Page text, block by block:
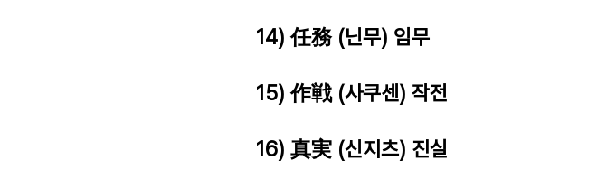
14) 任務 (닌무) 임무
15) 作戦 (사쿠센) 작전
16) 真実 (신지츠) 진실